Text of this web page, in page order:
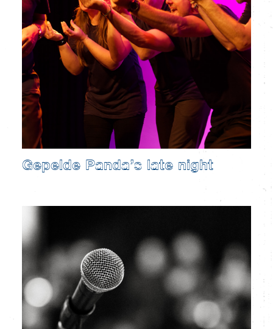
Gepelde Panda’s late night